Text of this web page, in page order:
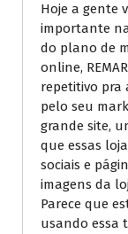
Hoje a gente
importante
do plano de
online,
repetitivo pra
pelo seu
grande site,
que essas
sociais e
imagens da
Parece que
usando essa